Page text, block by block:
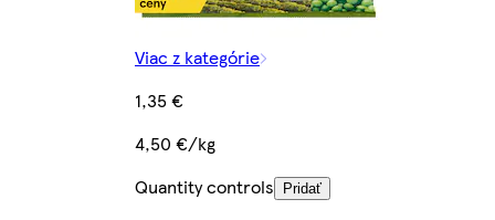
Viac z kategórie
1,35 €
4,50 €/kg
Quantity controls
Pridať